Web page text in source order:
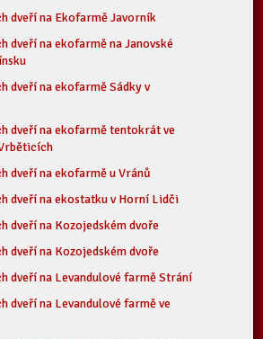
dveří na Ekofarmě Javorník
dveří na ekofarmě na Janovské
dveří na ekofarmě Sádky v
dveří na ekofarmě tentokrát ve
dveří na ekofarmě u Vránů
dveří na ekostatku v Horní Lidči
dveří na Kozojedském dvoře
dveří na Kozojedském dvoře
dveří na Levandulové farmě Strání
dveří na Levandulové farmě ve